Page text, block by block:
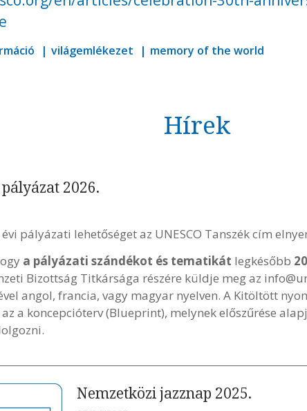
világemlékezet memory of the world
Hírek
pályázat 2026.
pályázati lehetőséget az UNESCO Tanszék cím
a pályázati szándékot és tematikát legkésőbb
Bizottság Titkársága részére küldje meg az
angol, francia, vagy magyar nyelven. A Kitöltött
az a koncepcióterv (Blueprint), melynek előszűrése
Nemzetközi jazznap 2025.